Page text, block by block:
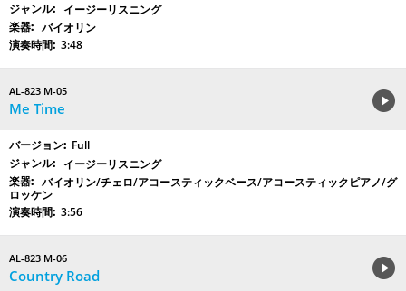
イージーリスニング
バイオリン
3:48
AL-823 M-05
Me Time
Full
イージーリスニング
バイオリン/チェロ/アコースティックベース/アコースティックピアノ/グ
ロッケン
3:56
AL-823 M-06
Country Road